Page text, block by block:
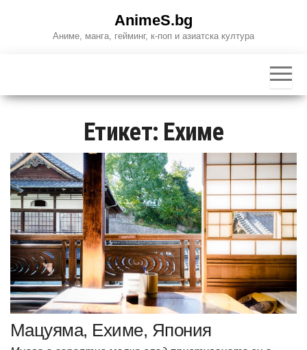
AnimeS.bg
Аниме, манга, гейминг, к-поп и азиатска култура
Етикет: Ехиме
Мацуяма, Ехиме, Япония